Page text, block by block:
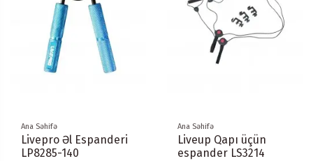
Ana Səhifə
Livepro Əl Espanderi
LP8285-140
Ana Səhifə
Liveup Qapı üçün
espander LS3214